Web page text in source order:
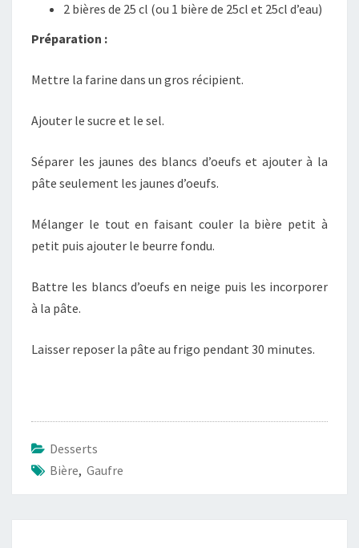
2 bières de 25 cl (ou 1 bière de 25cl et 25cl d’eau)
Préparation :
Mettre la farine dans un gros récipient.
Ajouter le sucre et le sel.
Séparer les jaunes des blancs d’oeufs et ajouter à la
pâte seulement les jaunes d’oeufs.
Mélanger le tout en faisant couler la bière petit à
petit puis ajouter le beurre fondu.
Battre les blancs d’oeufs en neige puis les incorporer
à la pâte.
Laisser reposer la pâte au frigo pendant 30 minutes.
Desserts
Bière, Gaufre